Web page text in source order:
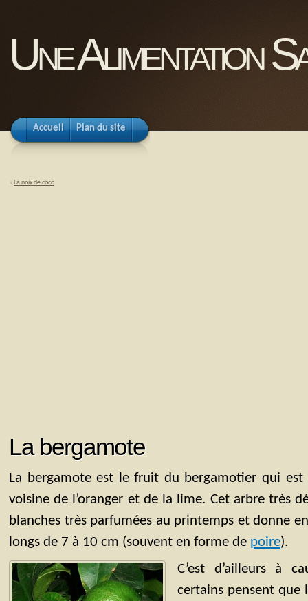
Une Alimentation
Accueil Plan du site
« La noix de coco
La bergamote
La bergamote est le fruit du bergamotier qui
voisine de l’oranger et de la lime. Cet arbre très
blanches très parfumées au printemps et donne
longs de 7 à 10 cm (souvent en forme de poire).
C’est d’ailleurs à
certains pensent